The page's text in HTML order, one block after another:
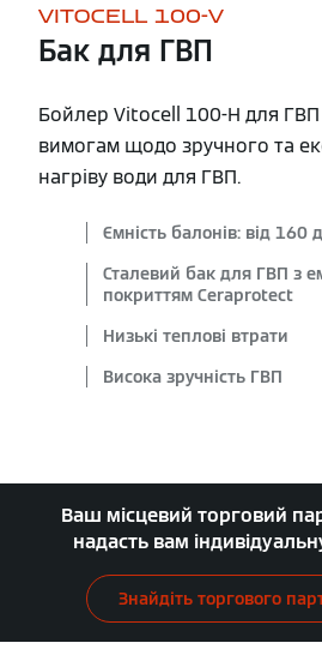
VITOCELL 100-V
Бак для ГВП
Бойлер Vitocell 100-H для ГВП
вимогам щодо зручного та
нагріву води для ГВП.
Ємність балонів: від 160
Сталевий бак для ГВП з
покриттям Ceraprotect
Низькі теплові втрати
Висока зручність ГВП
Ваш місцевий торговий
надасть вам
Знайдіть торгового